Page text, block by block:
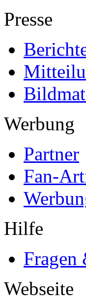
Presse
Werbung
Partner
Fan-
Hilfe
Fragen
Webseite